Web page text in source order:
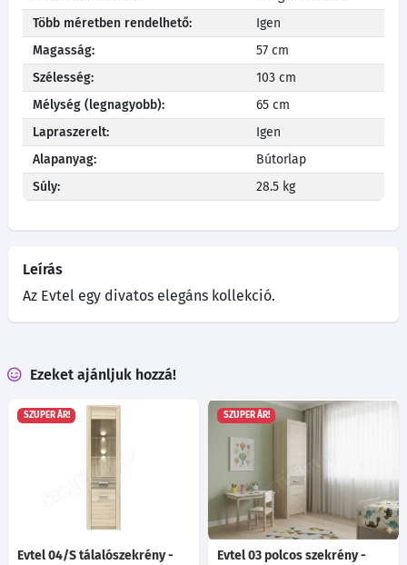
Több méretben rendelhető:
Igen
Magasság:
57 cm
Szélesség:
103 cm
Mélység (legnagyobb):
65 cm
Lapraszerelt:
Igen
Alapanyag:
Bútorlap
Súly:
28.5 kg
Leírás
Az Evtel egy divatos elegáns kollekció.
Ezeket ajánljuk hozzá!
SZUPER ÁR!
Evtel 04/S tálalószekrény -
SZUPER ÁR!
Evtel 03 polcos szekrény -